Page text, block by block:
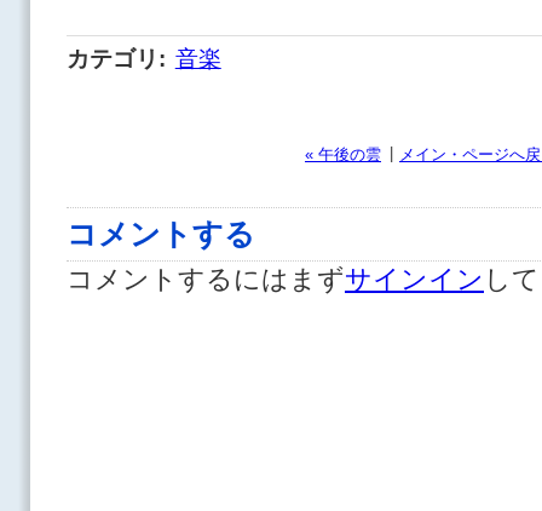
カテゴリ : 音楽
« 午後の雲 メイン・ページへ
コメントする
コメントするにはまずサインイン し